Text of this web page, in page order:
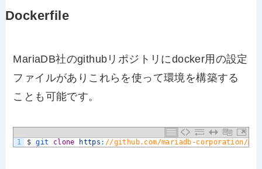
Dockerfile
MariaDB社のgithubリポジトリにdocker用の設定
ファイルがありこれらを使って環境を構築する
ことも可能です。
1 $ git clone https : //github.com/mariadb-corporation/